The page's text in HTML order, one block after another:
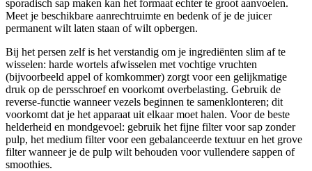
sporadisch sap maken kan het formaat echter te groot aanvoelen.
Meet je beschikbare aanrechtruimte en bedenk of je de juicer
permanent wilt laten staan of wilt opbergen.
Bij het persen zelf is het verstandig om je ingrediënten slim af te
wisselen: harde wortels afwisselen met vochtige vruchten
(bijvoorbeeld appel of komkommer) zorgt voor een gelijkmatige
druk op de persschroef en voorkomt overbelasting. Gebruik de
reverse-functie wanneer vezels beginnen te samenklonteren; dit
voorkomt dat je het apparaat uit elkaar moet halen. Voor de beste
helderheid en mondgevoel: gebruik het fijne filter voor sap zonder
pulp, het medium filter voor een gebalanceerde textuur en het grove
filter wanneer je de pulp wilt behouden voor vullendere sappen of
smoothies.